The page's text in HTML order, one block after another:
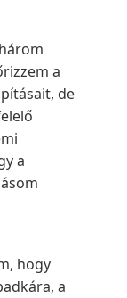
a
de
a
hogy
a